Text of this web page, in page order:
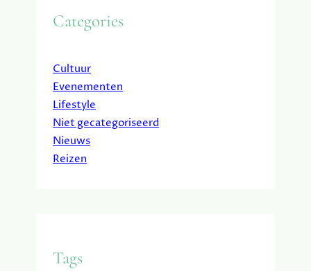
Categories
Cultuur
Evenementen
Lifestyle
Niet gecategoriseerd
Nieuws
Reizen
Tags